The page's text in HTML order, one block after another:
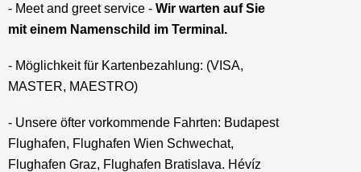
- Meet and greet service - Wir warten auf Sie
mit einem Namenschild im Terminal.
- Möglichkeit für Kartenbezahlung: (VISA,
MASTER, MAESTRO)
- Unsere öfter vorkommende Fahrten: Budapest
Flughafen, Flughafen Wien Schwechat,
Flughafen Graz, Flughafen Bratislava. Hévíz